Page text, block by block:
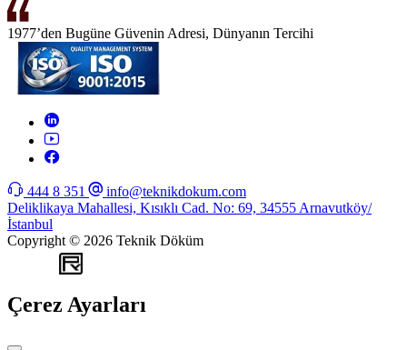
1977’den Bugüne Güvenin Adresi, Dünyanın Tercihi
444 8 351
info@teknikdokum.com
Deliklikaya Mahallesi, Kısıklı Cad. No: 69, 34555 Arnavutköy/
İstanbul
Copyright © 2026 Teknik Döküm
Çerez Ayarları